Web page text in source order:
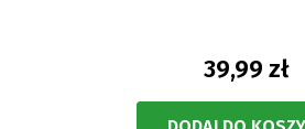
39,99 zł